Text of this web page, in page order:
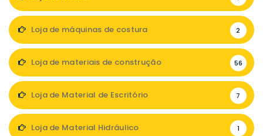
Loja de máquinas de costura 2
Loja de materiais de construção 56
Loja de Material de Escritório 7
Loja de Material Hidráulico 1